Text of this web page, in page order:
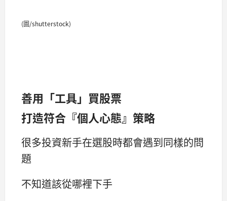
(圖/shutterstock)
善用「工具」買股票
打造符合『個人心態』策略
很多投資新手在選股時都會遇到同樣的問
題
不知道該從哪裡下手